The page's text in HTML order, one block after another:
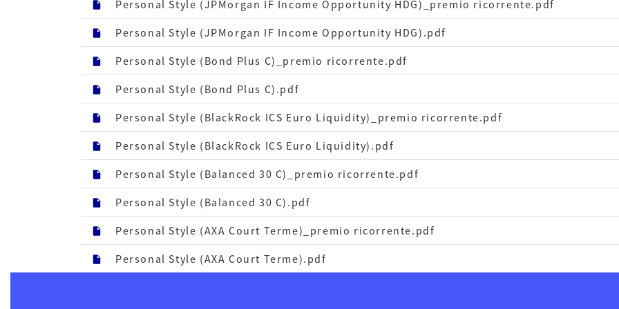
Personal Style (JPMorgan IF Income Opportunity HDG)_premio ricorrente.pdf
Personal Style (JPMorgan IF Income Opportunity HDG).pdf
Personal Style (Bond Plus C)_premio ricorrente.pdf
Personal Style (Bond Plus C).pdf
Personal Style (BlackRock ICS Euro Liquidity)_premio ricorrente.pdf
Personal Style (BlackRock ICS Euro Liquidity).pdf
Personal Style (Balanced 30 C)_premio ricorrente.pdf
Personal Style (Balanced 30 C).pdf
Personal Style (AXA Court Terme)_premio ricorrente.pdf
Personal Style (AXA Court Terme).pdf